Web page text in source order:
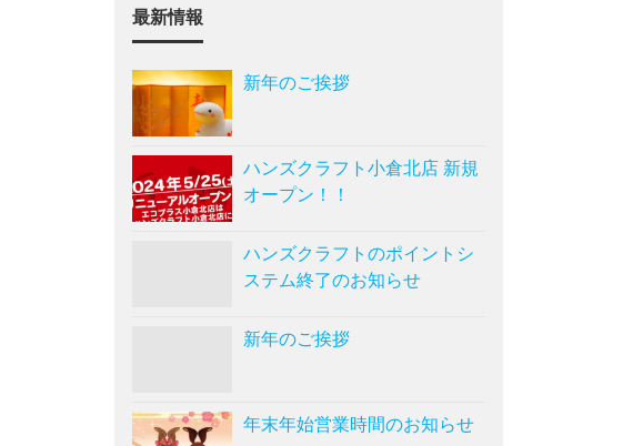
最新情報
新年のご挨拶
ハンズクラフト小倉北店 新規
オープン！！
ハンズクラフトのポイントシ
ステム終了のお知らせ
新年のご挨拶
年末年始営業時間のお知らせ